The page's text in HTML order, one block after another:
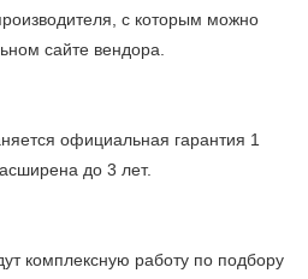
с которым можно
сайте вендора.
официальная гарантия 1
до 3 лет.
комплексную работу по подбору